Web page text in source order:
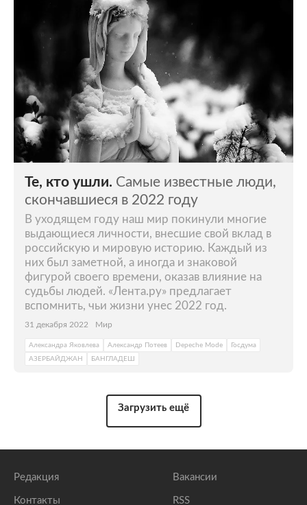
Те, кто ушли. Самые известные люди,
скончавшиеся в 2022 году
В уходящем году наш мир покинули многие
выдающиеся личности, внесшие свой вклад в
российскую и мировую историю. Каждый из
них был заметной, а иногда и знаковой
фигурой своего времени, оказав влияние на
судьбы людей. «Лента.ру» предлагает
вспомнить, чьи жизни унес 2022 год.
31 декабря 2022 Мир
Александра Яковлева Александр Потеев Depeche Mode
Госдума
АЗЕРБАЙДЖАН
БАНГЛАДЕШ
Загрузить ещё
Редакция
Контакты
Вакансии
RSS